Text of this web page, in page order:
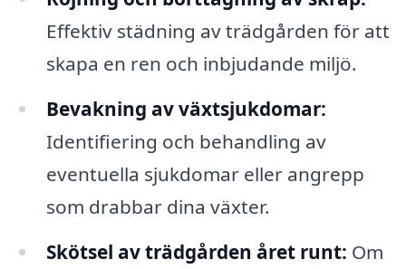
Effektiv städning av trädgården för att
skapa en ren och inbjudande miljö.
Bevakning av växtsjukdomar:
Identifiering och behandling av
eventuella sjukdomar eller angrepp
som drabbar dina växter.
Skötsel av trädgården året runt: Om